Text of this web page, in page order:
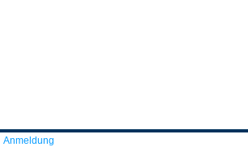
Anmeldung